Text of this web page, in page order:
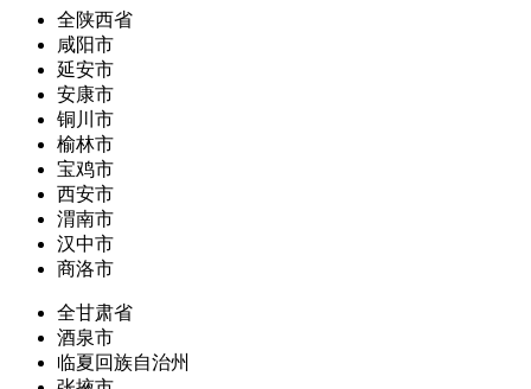
全陕西省
咸阳市
延安市
安康市
铜川市
榆林市
宝鸡市
西安市
渭南市
汉中市
商洛市
全甘肃省
酒泉市
临夏回族自治州